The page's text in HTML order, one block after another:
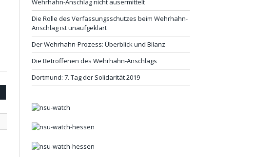
Wehrhahn-Anschlag nicht ausermittelt
Die Rolle des Verfassungsschutzes beim Wehrhahn-
Anschlag ist unaufgeklärt
Der Wehrhahn-Prozess: Überblick und Bilanz
Die Betroffenen des Wehrhahn-Anschlags
Dortmund: 7. Tag der Solidarität 2019